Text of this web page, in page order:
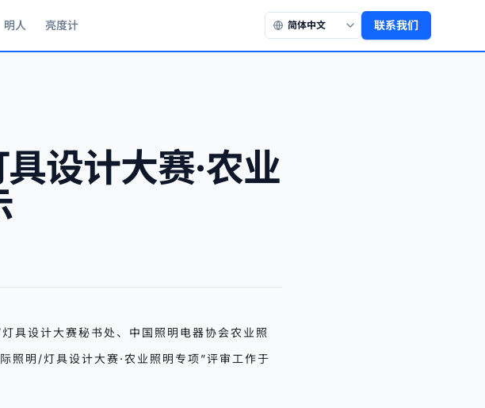
明人 亮度计 联系我们
设计大赛·农业
具设计大赛秘书处、中国照明电器协会农业照
照明/灯具设计大赛·农业照明专项”评审工作于